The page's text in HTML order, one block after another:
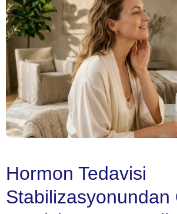
Hormon Tedavisi
Stabilizasyonundan